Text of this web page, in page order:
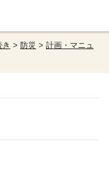
> 防災 > 計画・マニュ